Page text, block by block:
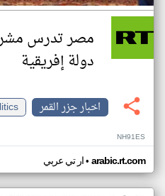
مصر تدرس
دولة إفريقية
اخبار جزر القمر
NH91ES
ار تي عربي• arabic.rt.com